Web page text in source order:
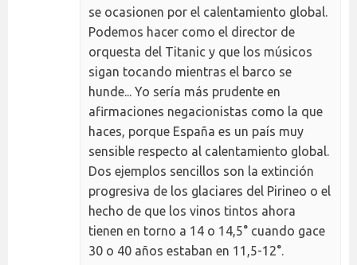
se ocasionen por el calentamiento global.
Podemos hacer como el director de
orquesta del Titanic y que los músicos
sigan tocando mientras el barco se
hunde... Yo sería más prudente en
afirmaciones negacionistas como la que
haces, porque España es un país muy
sensible respecto al calentamiento global.
Dos ejemplos sencillos son la extinción
progresiva de los glaciares del Pirineo o el
hecho de que los vinos tintos ahora
tienen en torno a 14 o 14,5° cuando gace
30 o 40 años estaban en 11,5-12°.